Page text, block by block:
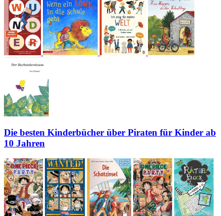
Die besten Kinderbücher über Piraten für Kinder ab
10 Jahren